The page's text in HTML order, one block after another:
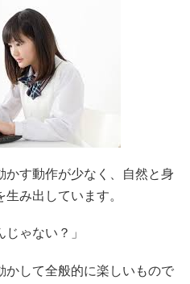
かす動作が少なく、自然と身
み出しています。
じゃない？」
かして全般的に楽しいもので